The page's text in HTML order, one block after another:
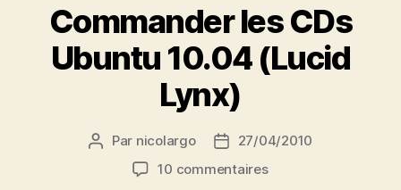
Commander les CDs
Ubuntu 10.04 (Lucid
Lynx)
Auteur
l’article
Par nicolargo
Date27/04/2010
10 commentairessur